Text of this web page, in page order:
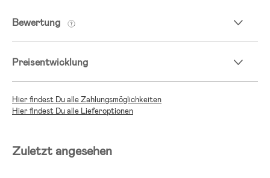
Bewertung
Preisentwicklung
Hier findest Du alle Zahlungsmöglichkeiten
Hier findest Du alle Lieferoptionen
Zuletzt angesehen